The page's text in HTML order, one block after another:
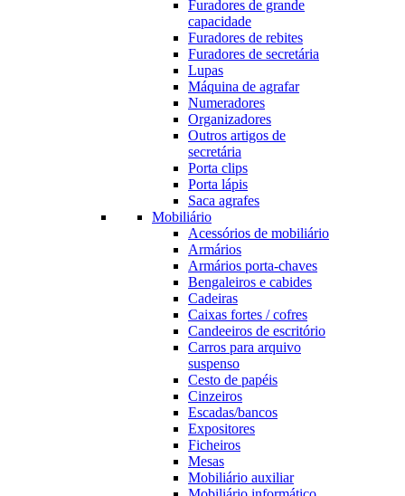
Furadores de grande
capacidade
Furadores de rebites
Furadores de secretária
Lupas
Máquina de agrafar
Numeradores
Organizadores
Outros artigos de
secretária
Porta clips
Porta lápis
Saca agrafes
Mobiliário
Acessórios de mobiliário
Armários
Armários porta-chaves
Bengaleiros e cabides
Cadeiras
Caixas fortes / cofres
Candeeiros de escritório
Carros para arquivo
suspenso
Cesto de papéis
Cinzeiros
Escadas/bancos
Expositores
Ficheiros
Mesas
Mobiliário auxiliar